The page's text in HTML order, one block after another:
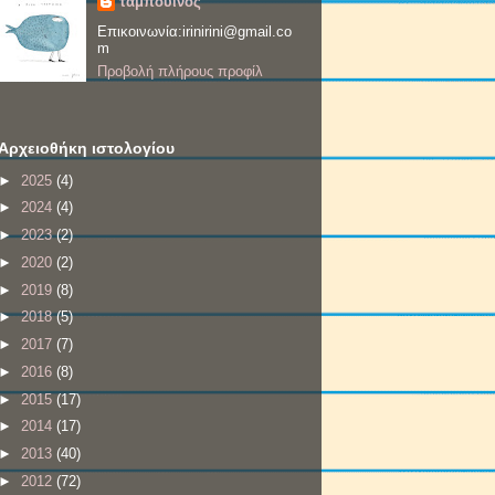
Επικοινωνία:irinirini@gmail.co
m
Προβολή πλήρους προφίλ
ιστολογίου
2025 (4)
2024 (4)
2023(2)
2020 (2)
2019 (8)
2018(5)
2017 (7)
2016 (8)
2015(17)
2014 (17)
2013 (40)
2012 (72)